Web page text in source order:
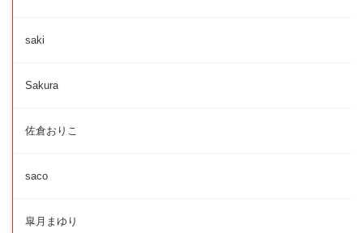
saki
Sakura
佐倉おりこ
saco
皐月まゆり